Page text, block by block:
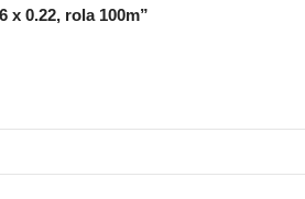
0.22, rola 100m”